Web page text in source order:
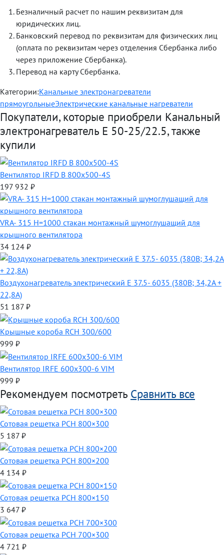
Безналичный расчет по нашим реквизитам для
юридических лиц.
Банковский перевод по реквизитам для физических лиц
(оплата по реквизитам через отделения Сбербанка либо
через приложение Сбербанка).
Перевод на карту Сбербанка.
Категории:Канальные электронагреватели
прямоугольныеЭлектрические канальные нагреватели
Покупатели, которые приобрели Канальный
электронагреватель E 50-25/22.5, также
купили
Вентилятор IRFD B 800x500-4S
197 932 ₽
VRA- 315 H=1000 стакан монтажный шумоглушащий для
крышного вентилятора
34 124 ₽
Воздухонагреватель электрический E 37.5- 6035 (380В; 34,2А +
22,8А)
51 187 ₽
Крышные короба RCH 300/600
999 ₽
Вентилятор IRFE 600x300-6 VIM
999 ₽
Рекомендуем посмотреть Сравнить все
Сотовая решетка РСН 800×300
5 187 ₽
Сотовая решетка РСН 800×200
4 134 ₽
Сотовая решетка РСН 800×150
3 647 ₽
Сотовая решетка РСН 700×300
4 721 ₽